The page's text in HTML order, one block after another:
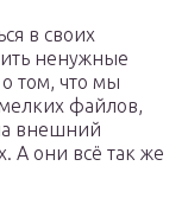
в своих
ненужные
том, что мы
файлов,
внешний
А они всё так же